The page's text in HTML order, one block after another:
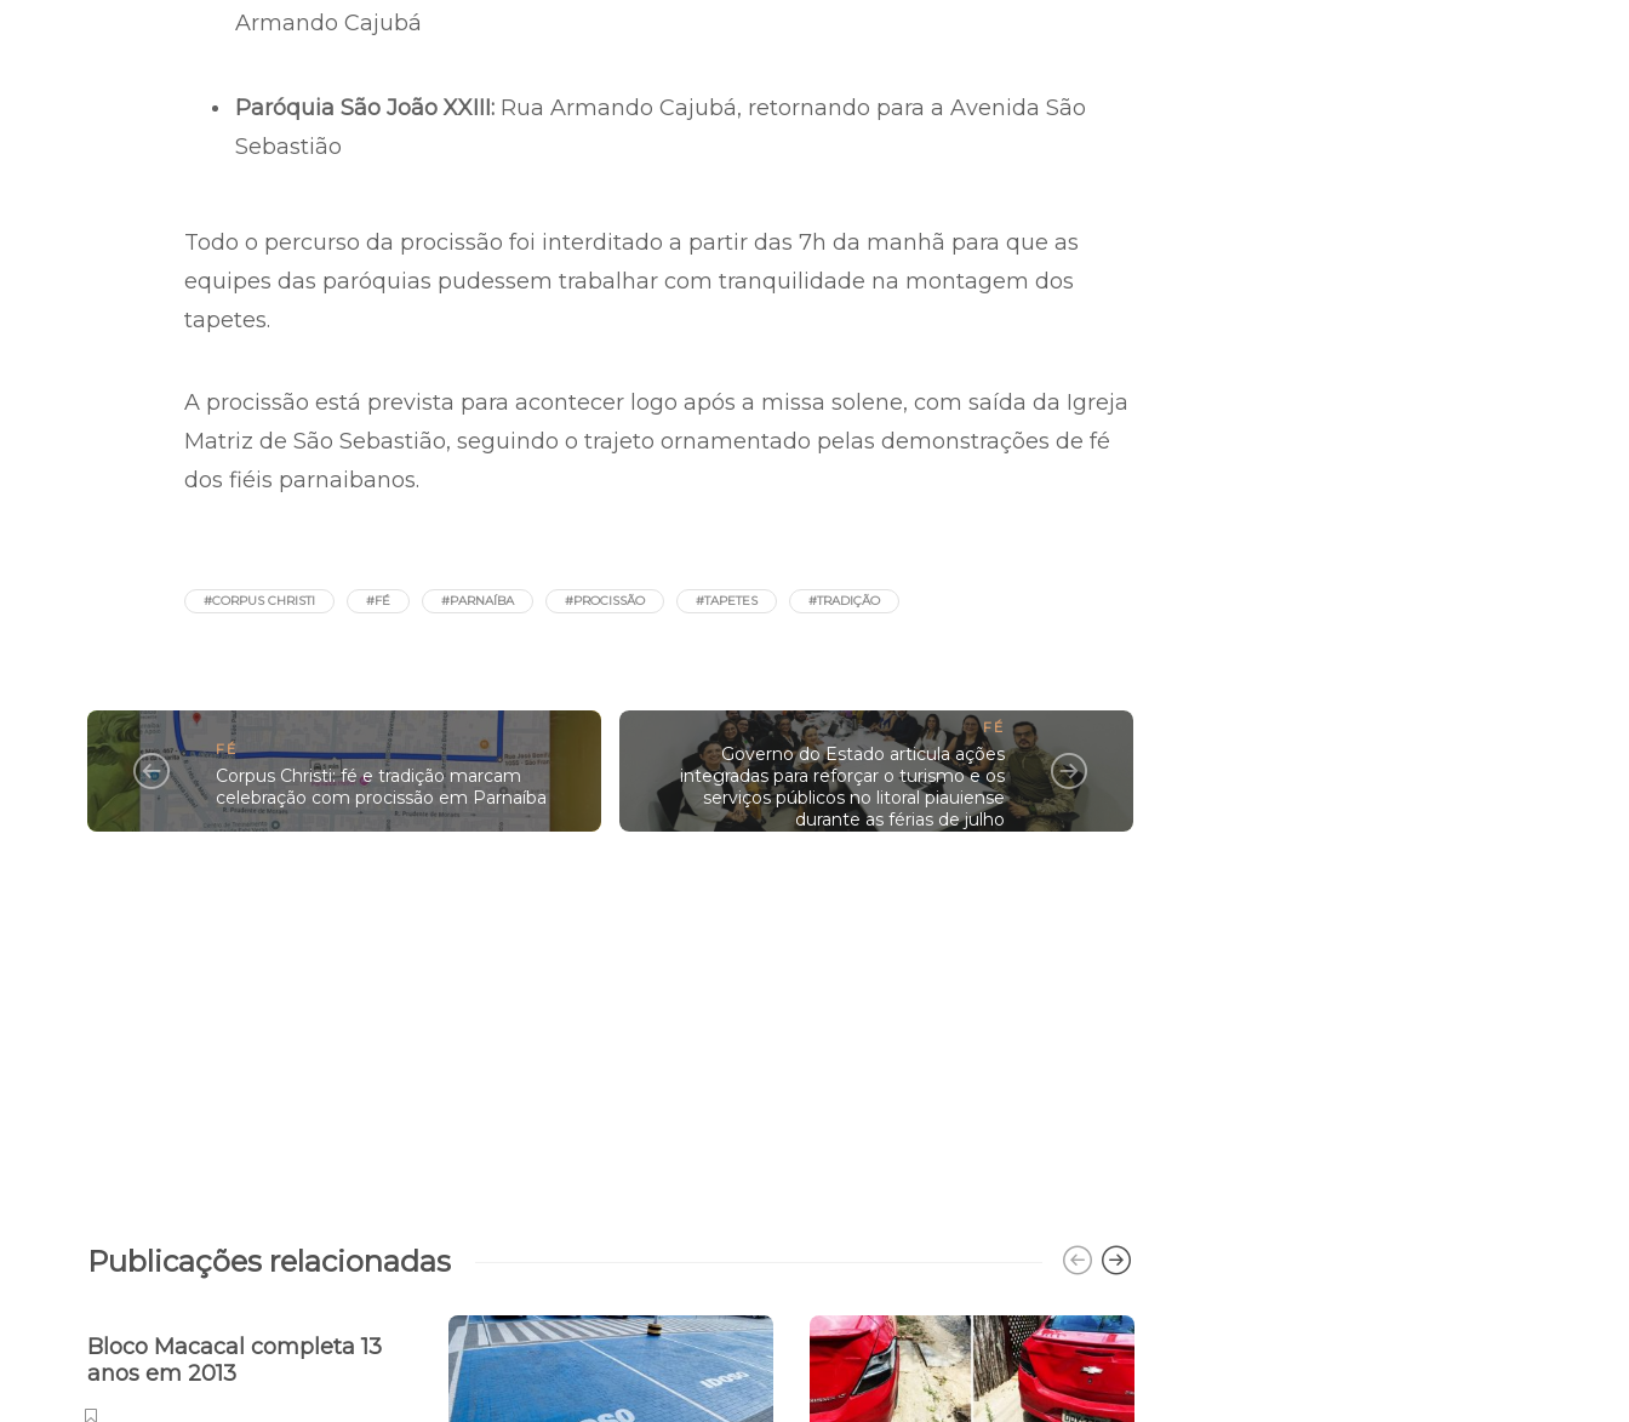
Armando Cajubá
Paróquia São João XXIII: Rua Armando Cajubá, retornando para a Avenida São
Sebastião
Todo o percurso da procissão foi interditado a partir das 7h da manhã para que as
equipes das paróquias pudessem trabalhar com tranquilidade na montagem dos
tapetes.
A procissão está prevista para acontecer logo após a missa solene, com saída da Igreja
Matriz de São Sebastião, seguindo o trajeto ornamentado pelas demonstrações de fé
dos fiéis parnaibanos.
#CORPUS CHRISTI #FÉ #PARNAÍBA #PROCISSÃO #TAPETES #TRADIÇÃO
FÉ
Corpus Christi: fé e tradição marcam
celebração com procissão em Parnaíba
FÉ
Governo do Estado articula ações
integradas para reforçar o turismo e os
serviços públicos no litoral piauiense
durante as férias de julho
Publicações relacionadas
Bloco Macacal completa 13
anos em 2013